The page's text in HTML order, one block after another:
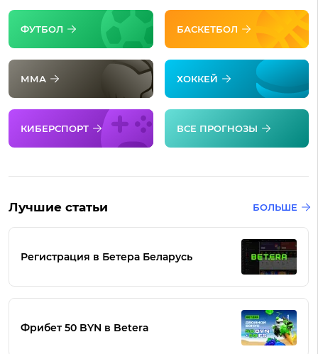
ФУТБОЛ БАСКЕТБОЛ
ММА ХОККЕЙ
КИБЕРСПОРТ ВСЕ ПРОГНОЗЫ
Лучшие статьи БОЛЬШЕ
Регистрация в Бетера Беларусь
Фрибет 50 BYN в Betera